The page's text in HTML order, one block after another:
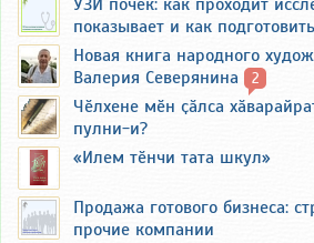
УЗИ почек: как проходит
показывает и как
Новая книга народного
Валерия Северянина
2
Чӗлхене мӗн ҫӑлса
пулни-и?
«Илем тӗнчи тата шкул»
Продажа готового бизнеса:
прочие компании